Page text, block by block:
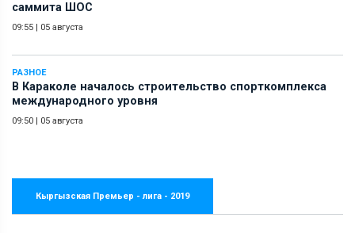
саммита ШОС
09:55 | 05 августа
РАЗНОЕ
В Караколе началось строительство спорткомплекса
международного уровня
09:50 | 05 августа
Кыргызская Премьер - лига - 2019